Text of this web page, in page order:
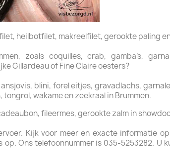
heilbotfilet, makreelfilet, gerookte paling
zoals coquilles, crab, gamba’s,
Gillardeau of Fine Claire oesters?
blini, forel eitjes, gravadlachs,
wakame en zeekraal in Brummen.
fileermes, gerookte zalm in
Kijk voor meer en exacte informatie
Ons telefoonnummer is 035-5253282. U